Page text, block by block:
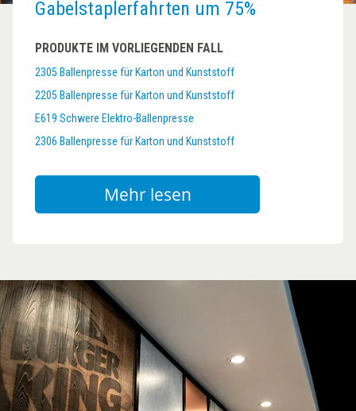
Gabelstaplerfahrten um 75%
PRODUKTE IM VORLIEGENDEN FALL
2305 Ballenpresse für Karton und Kunststoff
2205 Ballenpresse für Karton und Kunststoff
E619 Schwere Elektro-Ballenpresse
2306 Ballenpresse für Karton und Kunststoff
Mehr lesen